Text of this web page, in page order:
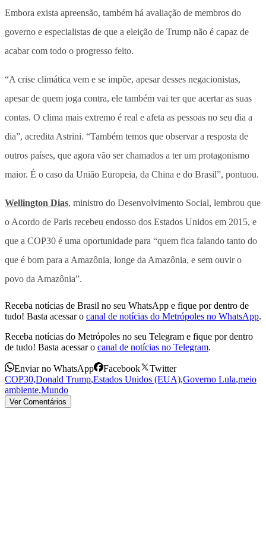
Embora exista apreensão, também há avaliação de membros do
governo e especialistas de que a eleição de Trump não é capaz de
acabar com todo o progresso feito.
“A crise climática vem e se impõe, apesar desses negacionistas,
apesar de quem joga contra, ele também vai ter que acertar as suas
contas. O clima mais extremo é real e afeta as pessoas no seu dia a
dia”, acredita Astrini. “Também temos que observar a resposta de
outros países, que agora vão ser chamados a ter um protagonismo
maior. É o caso da União Europeia, da China e do Brasil”, pontuou.
Wellington Dias, ministro do Desenvolvimento Social, lembrou que
o Acordo de Paris recebeu endosso dos Estados Unidos em 2015, e
que a COP30 é uma oportunidade para “quem fica falando tanto do
que é bom para a Amazônia, longe da Amazônia, e sem ouvir o
povo da Amazônia”.
Receba notícias de Brasil no seu WhatsApp e fique por dentro de
tudo! Basta acessar o canal de notícias do Metrópoles no WhatsApp.
Receba notícias do Metrópoles no seu Telegram e fique por dentro
de tudo! Basta acessar o canal de notícias no Telegram.
Enviar no WhatsApp Facebook
Twitter
COP30,Donald Trump,Estados Unidos (EUA),Governo Lula,meio
ambiente,Mundo
Ver Comentários